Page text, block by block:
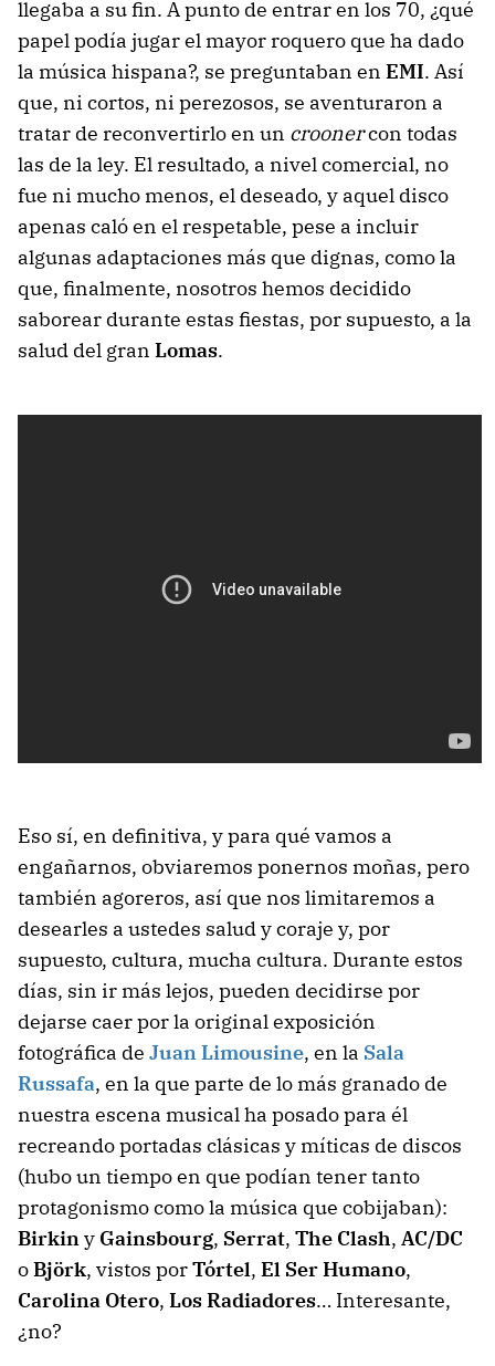
llegaba a su fin. A punto de entrar en los 70, ¿qué
papel podía jugar el mayor roquero que ha dado
la música hispana?, se preguntaban en EMI. Así
que, ni cortos, ni perezosos, se aventuraron a
tratar de reconvertirlo en un croonercon todas
las de la ley. El resultado, a nivel comercial, no
fue ni mucho menos, el deseado, y aquel disco
apenas caló en el respetable, pese a incluir
algunas adaptaciones más que dignas, como la
que, finalmente, nosotros hemos decidido
saborear durante estas fiestas, por supuesto, a la
salud del gran Lomas.
Eso sí, en definitiva, y para qué vamos a
engañarnos, obviaremos ponernos moñas, pero
también agoreros, así que nos limitaremos a
desearles a ustedes salud y coraje y, por
supuesto, cultura, mucha cultura. Durante estos
días, sin ir más lejos, pueden decidirse por
dejarse caer por la original exposición
fotográfica de Juan Limousine, en la Sala
Russafa, en la que parte de lo más granado de
nuestra escena musical ha posado para él
recreando portadas clásicas y míticas de discos
(hubo un tiempo en que podían tener tanto
protagonismo como la música que cobijaban):
Birkiny Gainsbourg, Serrat, The Clash, AC/DC
oBjörk, vistos porTórtel, El Ser Humano,
Carolina Otero, Los Radiadores… Interesante,
¿no?